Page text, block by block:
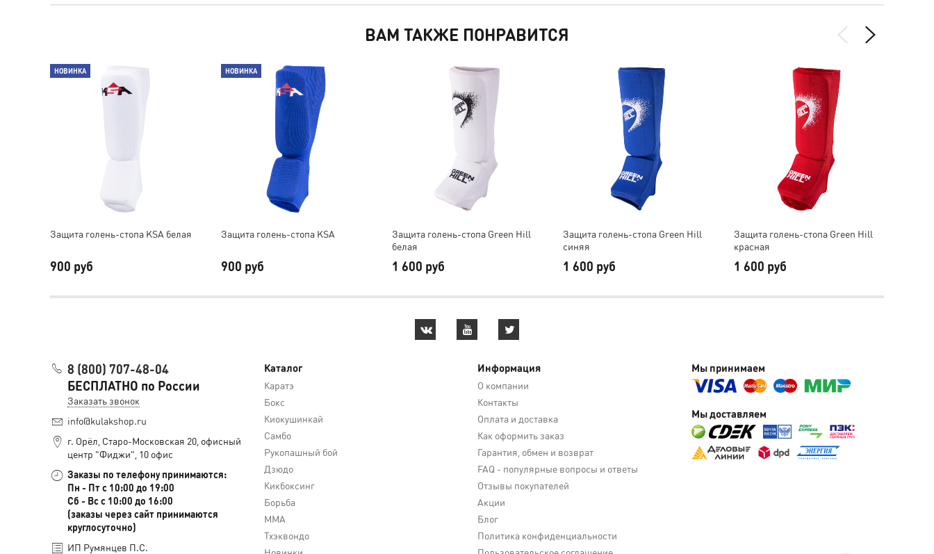
ВАМ ТАКЖЕ ПОНРАВИТСЯ
НОВИНКА
Защита голень-стопа KSA белая
900 руб
НОВИНКА
Защита голень-стопа KSA
900 руб
Защита голень-стопа Green Hill
белая
1 600 руб
Защита голень-стопа Green Hill
синяя
1 600 руб
Защита голень-стопа Green Hill
красная
1 600 руб
Каталог
Каратэ
Бокс
Киокушинкай
Самбо
Рукопашный бой
Дзюдо
Кикбоксинг
Борьба
MMA
Тхэквондо
Информация
О компании
Контакты
Оплата и доставка
Как оформить заказ
Гарантия, обмен и возврат
FAQ - популярные вопросы и ответы
Отзывы покупателей
Акции
Блог
Политика конфиденциальности
Мы принимаем
Мы доставляем
8 (800) 707-48-04
БЕСПЛАТНО по России
Заказать звонок
info@kulakshop.ru
г. Орёл, Старо-Московская 20, офисный
центр "Фиджи", 10 офис
Заказы по телефону принимаются:
Пн - Пт с 10:00 до 19:00
Сб - Вс с 10:00 до 16:00
(заказы через сайт принимаются
круглосуточно)
ИП Румянцев П.С.